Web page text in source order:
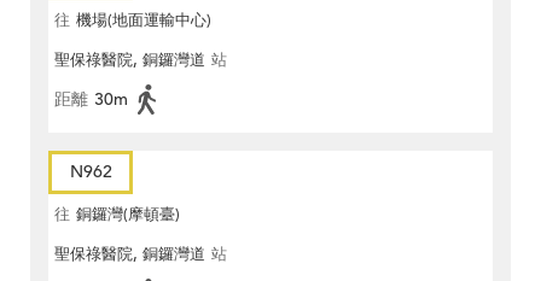
往 機場(地面運輸中心)
聖保祿醫院, 銅鑼灣道 站
距離 30m
N962
往 銅鑼灣(摩頓臺)
聖保祿醫院, 銅鑼灣道 站